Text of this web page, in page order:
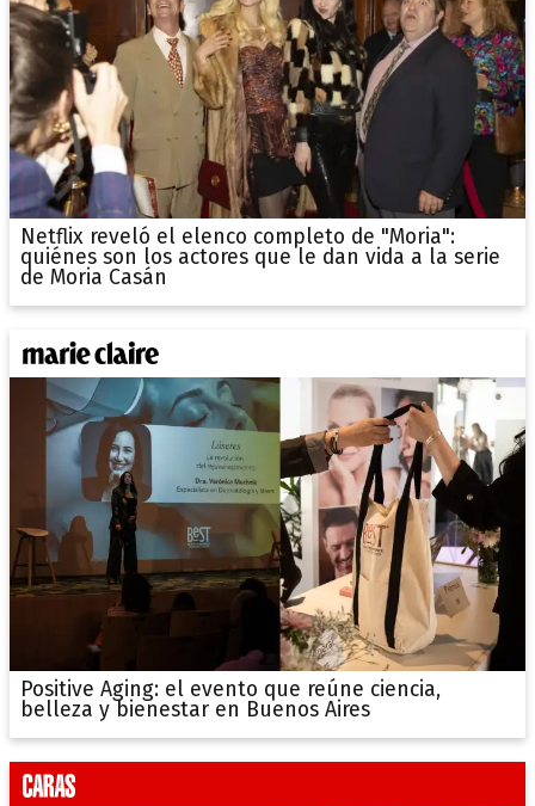
Netflix reveló el elenco completo de "Moria":
quiénes son los actores que le dan vida a la serie
de Moria Casán
Positive Aging: el evento que reúne ciencia,
belleza y bienestar en Buenos Aires